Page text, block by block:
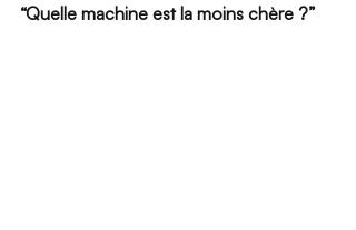
“Quelle machine est la moins chère ?”